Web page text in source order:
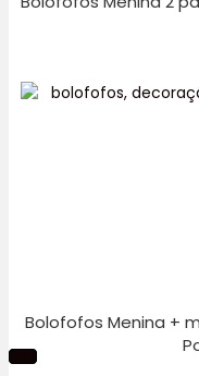
Bolofofos Menina +